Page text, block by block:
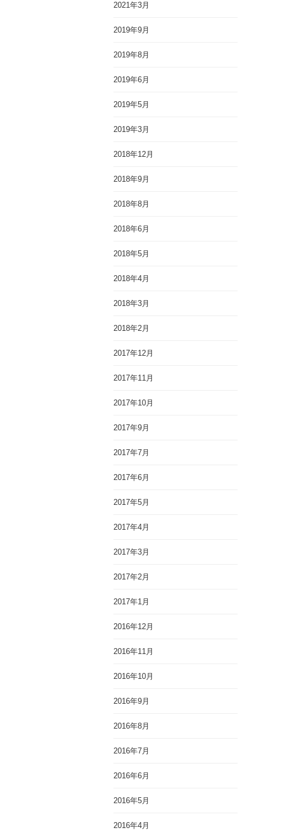
2021年3月
2019年9月
2019年8月
2019年6月
2019年5月
2019年3月
2018年12月
2018年9月
2018年8月
2018年6月
2018年5月
2018年4月
2018年3月
2018年2月
2017年12月
2017年11月
2017年10月
2017年9月
2017年7月
2017年6月
2017年5月
2017年4月
2017年3月
2017年2月
2017年1月
2016年12月
2016年11月
2016年10月
2016年9月
2016年8月
2016年7月
2016年6月
2016年5月
2016年4月